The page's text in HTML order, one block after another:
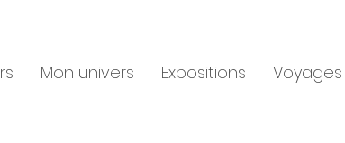
Mon univers Expositions Voyages